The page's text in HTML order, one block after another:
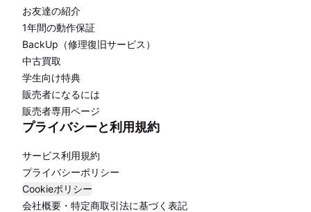
お友達の紹介
1年間の動作保証
BackUp（修理復旧サービス）
中古買取
学生向け特典
販売者になるには
販売者専用ページ
プライバシーと利用規約
サービス利用規約
プライバシーポリシー
Cookieポリシー
会社概要・特定商取引法に基づく表記